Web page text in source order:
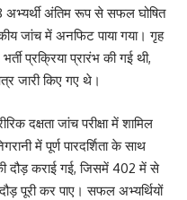
अंतिम रूप से सफल घोषित
जांच में अनफिट पाया गया। गृह
भर्ती प्रक्रिया प्रारंभ की गई थी,
जारी किए गए थे।
दक्षता जांच परीक्षा में शामिल
में पूर्ण पारदर्शिता के साथ
दौड़ कराई गई, जिसमें 402 में से
पूरी कर पाए। सफल अभ्यर्थियों